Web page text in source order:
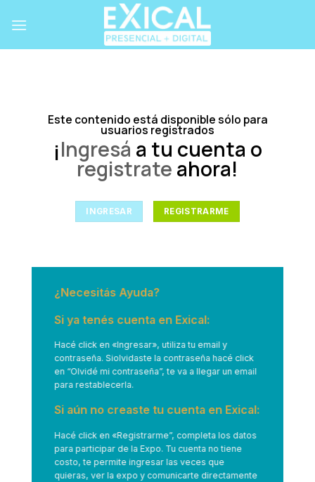
Este contenido está disponible sólo para
usuarios registrados
¡Ingresá a tu cuenta o
registrate ahora!
INGRESAR REGISTRARME
¿Necesitás Ayuda?
Si ya tenés cuenta en Exical:
Hacé click en «Ingresar», utiliza tu email y
contraseña. Siolvidaste la contraseña hacé click
en “Olvidé mi contraseña”, te va a llegar un email
para restablecerla.
Si aún no creaste tu cuenta en Exical:
Hacé click en «Registrarme”, completa los datos
para participar de la Expo. Tu cuenta no tiene
costo, te permite ingresar las veces que
quieras, ver la expo y comunicarte directamente